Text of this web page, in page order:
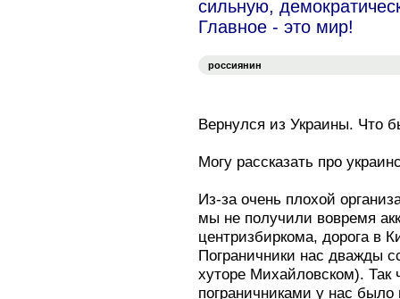
сильную,
Главное - это мир!
россиянин
Вернулся из Украины. Что
Могу рассказать про
Из-за очень плохой
мы не получили вовремя
центризбиркома, дорога в
Пограничники нас дважды
хуторе Михайловском).
пограничниками у нас было